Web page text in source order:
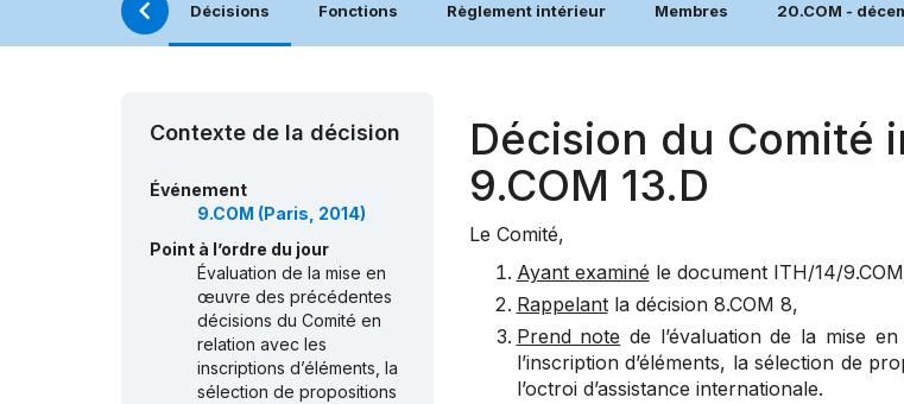
Décisions Fonctions Règlement intérieur Membres 20.COM -
Contexte de la décision
Événement
9.COM (Paris, 2014)
Point à l’ordre du jour
Évaluation de la mise en
œuvre des précédentes
décisions du Comité en
relation avec les
inscriptions d’éléments, la
sélection de propositions
Décision du Comité
9.COM 13.D
Le Comité,
Ayant examiné le document ITH/14/
Rappelantla décision 8.COM 8,
Prend note de l’évaluation de la mise
l’inscription d’éléments, la sélection de
l’octroi d’assistance internationale.